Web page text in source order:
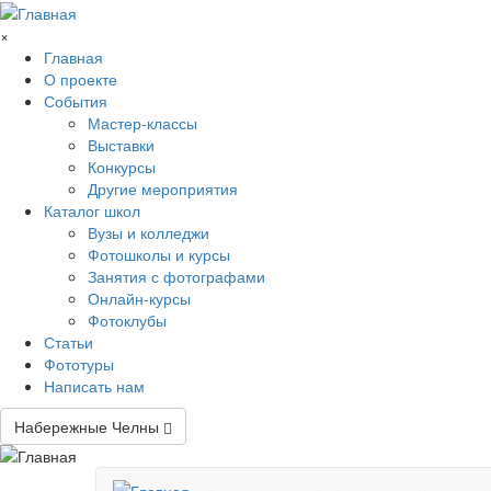
Перейти к основному содержанию
×
Главная
О проекте
События
Мастер-классы
Выставки
Конкурсы
Другие мероприятия
Каталог школ
Вузы и колледжи
Фотошколы и курсы
Занятия с фотографами
Онлайн-курсы
Фотоклубы
Статьи
Фототуры
Написать нам
Набережные Челны